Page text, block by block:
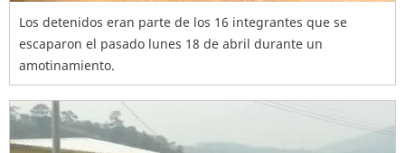
Los detenidos eran parte de los 16 integrantes que se
escaparon el pasado lunes 18 de abril durante un
amotinamiento.